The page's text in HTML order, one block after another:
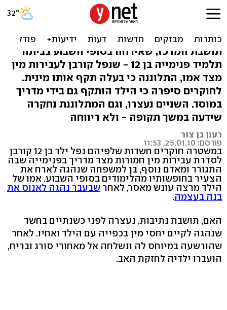
חשד: בן 12 נאנס בפנימייה -
ובמשפחה המארחת
תושבת המרכז, שאירחה בסופי השבוע בביתה
תלמיד פנימייה בן 12 - שנפל קורבן לעבירות מין
מצד אמו, התלוננה כי בעלה תקף אותו מינית.
לחוקרים סיפרה כי הילד הותקף גם בידי מדריך
במוסד. השניים נעצרו, וגם המתלוננת נחקרה
שידעה במשך תקופה - ולא דיווחה
רענן בן צור
פורסם: 25.01.10, 11:53
במשטרה חוקרים חשדות שלפיהם נפל ילד בן 12 קורבן
לסדרת עבירות מין חמורות מצד מדריך בפנימייה שבה
התגורר ומאדם נוסף, בן למשפחה שנהגה לארח את
הצעיר בחופשותיו מהלימודים בסופי השבוע. אמו של
הילד מרצה עונש מאסר, לאחר שבעבר נהגה לאנוס את
בנה בעצמה.
האם, תושבת נתיבות, נעצרה לפני כשנתיים בחשד
שנהגה לקיים יחסי מין בכפייה עם הילד ואחיו. לאחר
שהורשעה במיוחס לה ונשלחה אל מאחורי סורג ובריח,
הועברו ילדיה לחזקת האב.